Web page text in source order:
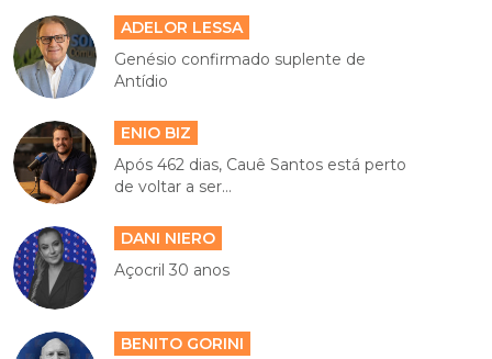
ADELOR LESSA
Genésio confirmado suplente de
Antídio
ENIO BIZ
Após 462 dias, Cauê Santos está perto
de voltar a ser...
DANI NIERO
Açocril 30 anos
BENITO GORINI